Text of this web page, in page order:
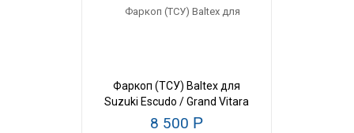
Фаркоп (ТСУ) Baltex для
Suzuki Escudo / Grand Vitara
(98-05), масса прицепа 1500
8 500 Р